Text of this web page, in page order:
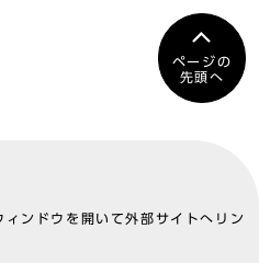
ページの
先頭へ
ンドウを開いて外部サイトへリン